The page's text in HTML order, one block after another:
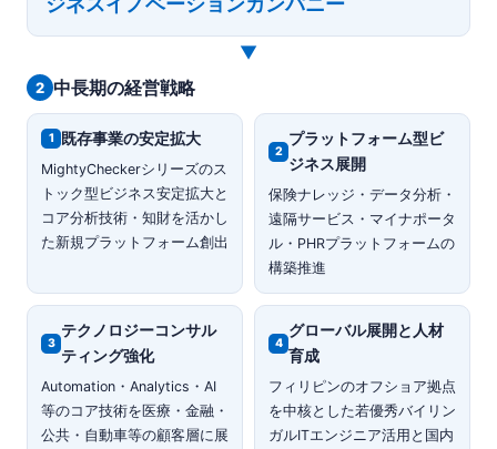
▼
2 中長期の経営戦略
1 既存事業の安定拡大
MightyCheckerシリーズのス
トック型ビジネス安定拡大と
コア分析技術・知財を活かし
た新規プラットフォーム創出
2
プラットフォーム型ビ
ジネス展開
保険ナレッジ・データ分析・
遠隔サービス・マイナポータ
ル・PHRプラットフォームの
構築推進
3
テクノロジーコンサル
ティング強化
Automation・Analytics・AI
等のコア技術を医療・金融・
公共・自動車等の顧客層に展
4
グローバル展開と人材
育成
フィリピンのオフショア拠点
を中核とした若優秀バイリン
ガルITエンジニア活用と国内